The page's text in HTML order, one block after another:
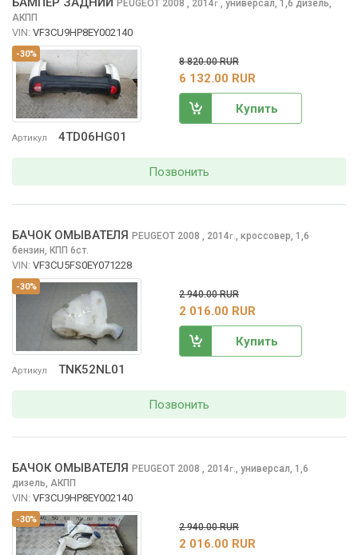
-30%
Артикул 4TD06HG01
PEUGEOT 2008 , 2014г., универсал, 1,6 дизель,
АКПП
VIN: VF3CU9HP8EY002140
8 820.00 RUR
6 132.00 RUR
Купить
Позвонить
-30%
Артикул TNK52NL01
БАЧОК ОМЫВАТЕЛЯ PEUGEOT 2008 , 2014г., кроссовер, 1,6
бензин, КПП 6ст.
VIN: VF3CU5FS0EY071228
2 940.00 RUR
2 016.00 RUR
Купить
Позвонить
-30%
БАЧОК ОМЫВАТЕЛЯ PEUGEOT 2008 , 2014г., универсал, 1,6
дизель, АКПП
VIN: VF3CU9HP8EY002140
2 940.00 RUR
2 016.00 RUR